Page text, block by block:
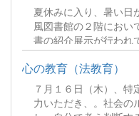
夏休みに入り、暑い日
風図書館の２階におい
書の紹介展示が行われ
越しいただき、その際
心の教育（法教育）
７月１６日（木）、
力いただき、。社会の